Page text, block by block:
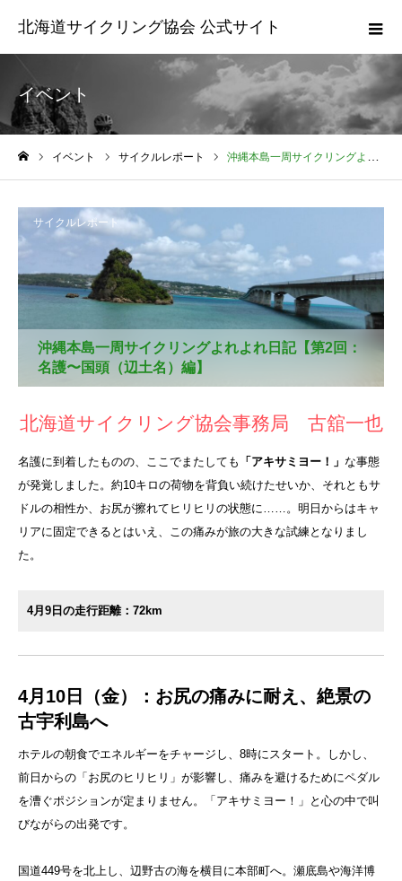
北海道サイクリング協会 公式サイト
イベント
イベント サイクルレポート 沖縄本島一周サイクリングよれよれ日記【第2回：名護〜国頭（辺土名）編】
サイクルレポート
沖縄本島一周サイクリングよれよれ日記【第2回：
名護〜国頭（辺土名）編】
北海道サイクリング協会事務局 古舘一也
名護に到着したものの、ここでまたしても 「アキサミヨー！」 な事態
が発覚しました。約10キロの荷物を背負い続けたせいか、それともサ
ドルの相性か、お尻が擦れてヒリヒリの状態に……。明日からはキャ
リアに固定できるとはいえ、この痛みが旅の大きな試練となりまし
た。
4月9日の走行距離：72km
4月10日（金）：お尻の痛みに耐え、絶景の
古宇利島へ
ホテルの朝食でエネルギーをチャージし、8時にスタート。しかし、
前日からの「お尻のヒリヒリ」が影響し、痛みを避けるためにペダル
を漕ぐポジションが定まりません。「アキサミヨー！」と心の中で叫
びながらの出発です。
国道449号を北上し、辺野古の海を横目に本部町へ。瀬底島や海洋博